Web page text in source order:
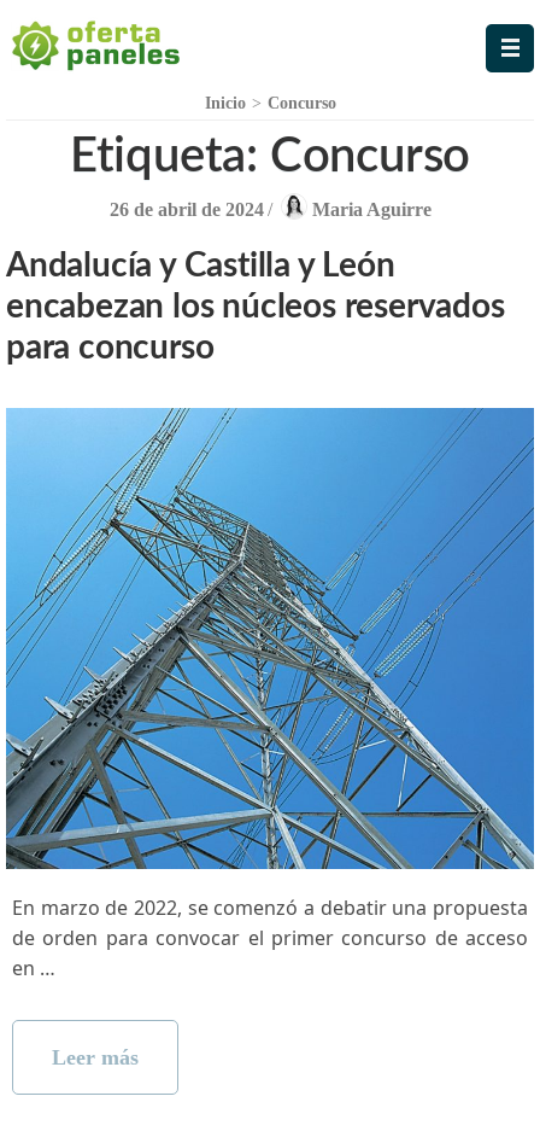
Oferta Paneles
La Mejor Oferta en Paneles
Solares
Inicio > Concurso
Etiqueta: Concurso
26 de abril de 2024 / Maria Aguirre
Andalucía y Castilla y León
encabezan los núcleos reservados
para concurso
En marzo de‍ 2022, se⁢ comenzó a debatir una propuesta
de orden para convocar el primer concurso de acceso
en …
Leer más